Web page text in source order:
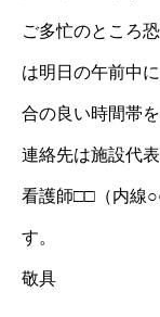
ご多忙のところ
は明日の午前中
合の良い時間帯
連絡先は施設代
看護師□□（内線
す。
敬具